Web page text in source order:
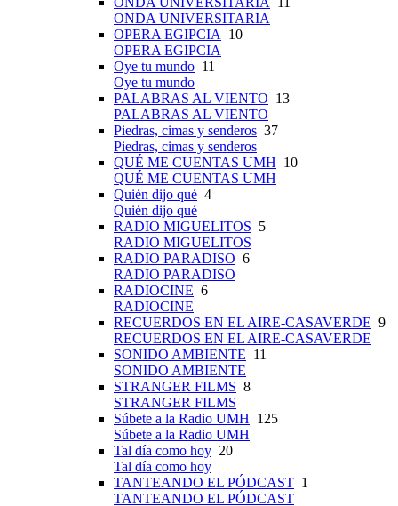
ONDA UNIVERSITARIA
OPERA EGIPCIA 10
OPERA EGIPCIA
Oye tu mundo 11
Oye tu mundo
PALABRAS AL VIENTO 13
PALABRAS AL VIENTO
Piedras, cimas y senderos 37
Piedras, cimas y senderos
QUÉ ME CUENTAS UMH 10
QUÉ ME CUENTAS UMH
Quién dijo qué 4
Quién dijo qué
RADIO MIGUELITOS 5
RADIO MIGUELITOS
RADIO PARADISO 6
RADIO PARADISO
RADIOCINE 6
RADIOCINE
RECUERDOS EN EL AIRE-CASAVERDE 9
RECUERDOS EN EL AIRE-CASAVERDE
SONIDO AMBIENTE 11
SONIDO AMBIENTE
STRANGER FILMS 8
STRANGER FILMS
Súbete a la Radio UMH 125
Súbete a la Radio UMH
Tal día como hoy 20
Tal día como hoy
TANTEANDO EL PÓDCAST 1
TANTEANDO EL PÓDCAST